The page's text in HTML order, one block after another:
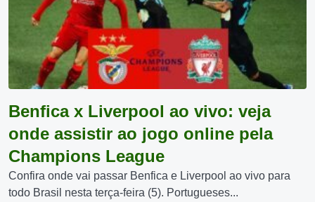
Benfica x Liverpool ao vivo: veja
onde assistir ao jogo online pela
Champions League
Confira onde vai passar Benfica e Liverpool ao vivo para
todo Brasil nesta terça-feira (5). Portugueses...